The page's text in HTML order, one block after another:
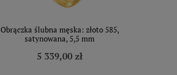
Obrączka ślubna męska: złoto 585,
satynowana, 5,5 mm
5 339,00 zł